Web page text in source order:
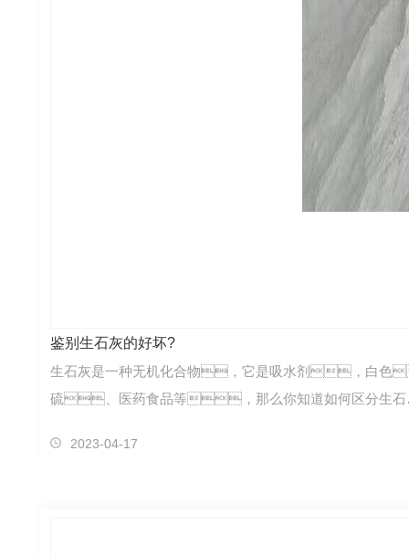
鉴别生石灰的好坏?
生石灰是一种无机化合物，它是吸水剂，白色
硫、医药食品等，那么你知道如何区分生
2023-04-17